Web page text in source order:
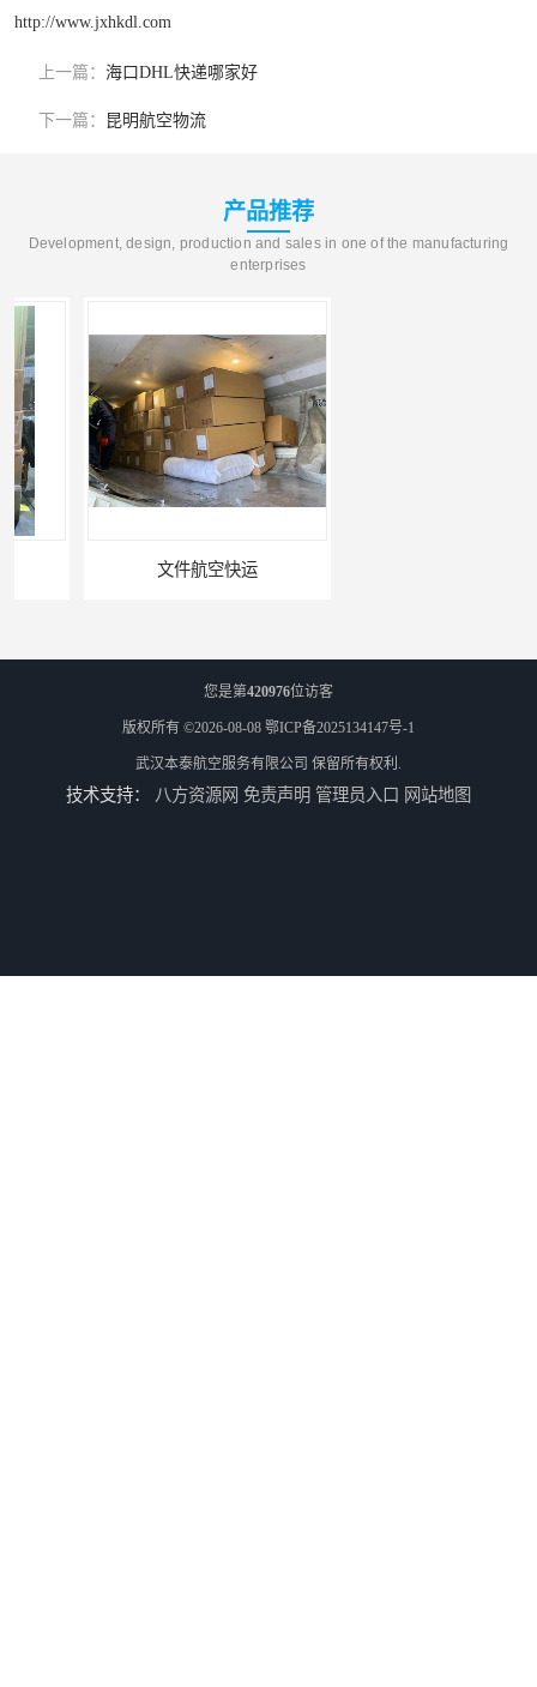
http://www.jxhkdl.com
上一篇： 海口DHL快递哪家好
下一篇： 昆明航空物流
产品推荐
Development, design, production and sales in one of the manufacturing
enterprises
文件航空快运
您是第420976位访客
版权所有 ©2026-08-08 鄂ICP备2025134147号-1
武汉本泰航空服务有限公司 保留所有权利.
技术支持： 八方资源网 免责声明 管理员入口 网站地图